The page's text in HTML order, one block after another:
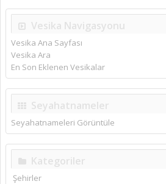
Vesika Navigasyonu
Vesika Ana Sayfası
Vesika Ara
En Son Eklenen Vesikalar
Seyahatnameler
Seyahatnameleri Görüntüle
Kategoriler
Şehirler